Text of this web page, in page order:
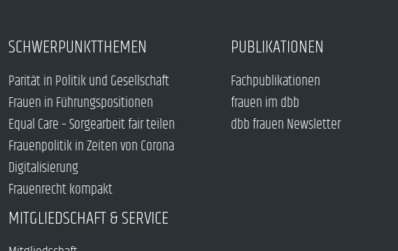
SCHWERPUNKTTHEMEN
Parität in Politik und Gesellschaft
Frauen in Führungspositionen
Equal Care – Sorgearbeit fair teilen
Frauenpolitik in Zeiten von Corona
Digitalisierung
Frauenrecht kompakt
PUBLIKATIONEN
Fachpublikationen
frauen im dbb
dbb frauen Newsletter
MITGLIEDSCHAFT & SERVICE